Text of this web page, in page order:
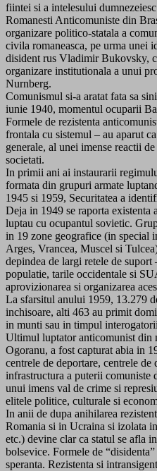
fiintei si a intelesului
Romanesti Anticomuniste din
organizare politico-statala a
civila romaneasca, pe urma unei
disident rus Vladimir Bukovsky,
organizare institutionala a unui
Nurnberg.
Comunismul si-a aratat fata sa
iunie 1940, momentul ocuparii
Formele de rezistenta
frontala cu sistemul – au aparut
generale, al unei imense reactii
societati.
In primii ani ai instaurarii
formata din grupuri armate
1945 si 1959, Securitatea a
Deja in 1949 se raporta existenta
luptau cu ocupantul sovietic.
in 19 zone geografice (in special
Arges, Vrancea, Muscel si
depindea de largi retele de
populatie, tarile occidentale si
aprovizionarea si organizarea
La sfarsitul anului 1959, 13.279
inchisoare, alti 463 au primit
in munti sau in timpul
Ultimul luptator anticomunist din
Ogoranu, a fost capturat abia in
centrele de deportare, centrele de
infrastructura a puterii comuniste
unui imens val de crime si
elitele politice, culturale si
In anii de dupa anihilarea
Romania si in Ucraina si izolata
etc.) devine clar ca statul se afla
bolsevice. Formele de
speranta. Rezistenta si